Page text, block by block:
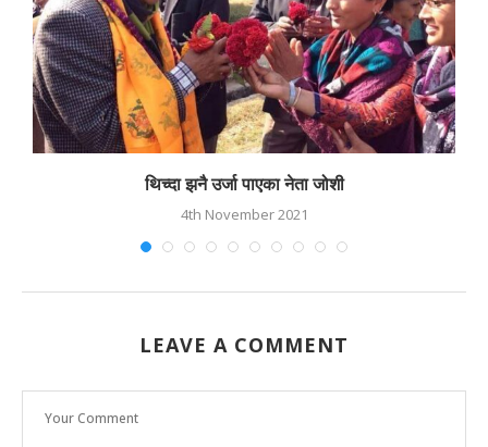
थिच्दा झनै उर्जा पाएका नेता जोशी
4th November 2021
LEAVE A COMMENT